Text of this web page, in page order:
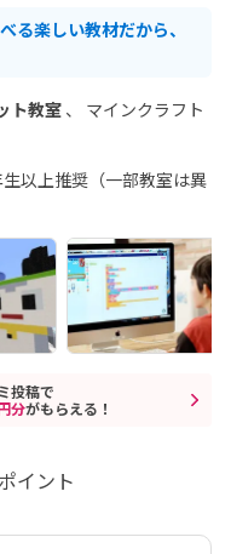
る楽しい教材だから、
ト教室
マインクラフト
以上推奨（一部教室は異
投稿で
分がもらえる！
イント